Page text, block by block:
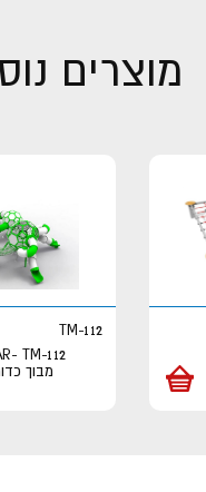
מוצרים
TM-112
מבוך